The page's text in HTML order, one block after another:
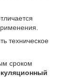
техническое
сроком